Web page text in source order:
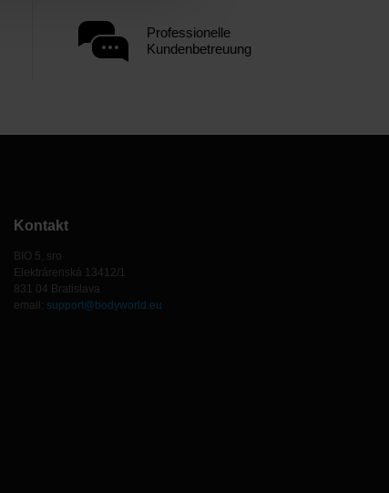
Professionelle
Kundenbetreuung
Kontakt
BIO 5, sro
Elektrárenská 13412/1
831 04 Bratislava
email: support@bodyworld.eu